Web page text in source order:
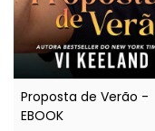
Proposta de Verão -
EBOOK